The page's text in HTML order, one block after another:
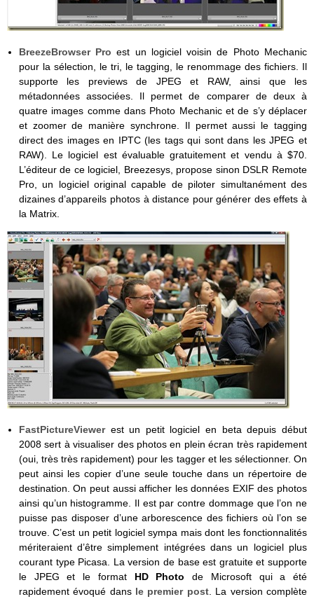
BreezeBrowser Pro est un logiciel voisin de Photo Mechanic
pour la sélection, le tri, le tagging, le renommage des fichiers. Il
supporte les previews de JPEG et RAW, ainsi que les
métadonnées associées. Il permet de comparer de deux à
quatre images comme dans Photo Mechanic et de s’y déplacer
et zoomer de manière synchrone. Il permet aussi le tagging
direct des images en IPTC (les tags qui sont dans les JPEG et
RAW). Le logiciel est évaluable gratuitement et vendu à $70.
L’éditeur de ce logiciel, Breezesys, propose sinon DSLR Remote
Pro, un logiciel original capable de piloter simultanément des
dizaines d’appareils photos à distance pour générer des effets à
la Matrix.
FastPictureViewerest un petit logiciel en beta depuis début
2008 sert à visualiser des photos en plein écran très rapidement
(oui, très très rapidement) pour les tagger et les sélectionner. On
peut ainsi les copier d’une seule touche dans un répertoire de
destination. On peut aussi afficher les données EXIF des photos
ainsi qu’un histogramme. Il est par contre dommage que l’on ne
puisse pas disposer d’une arborescence des fichiers où l’on se
trouve. C’est un petit logiciel sympa mais dont les fonctionnalités
mériteraient d’être simplement intégrées dans un logiciel plus
courant type Picasa. La version de base est gratuite et supporte
le JPEG et le format HD Photode Microsoft qui a été
rapidement évoqué dans le premier post. La version complète